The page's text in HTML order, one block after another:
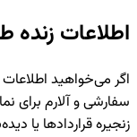
اطلاعات زنده
سفارشی و آلارم برای
زنجیره قراردادها یا